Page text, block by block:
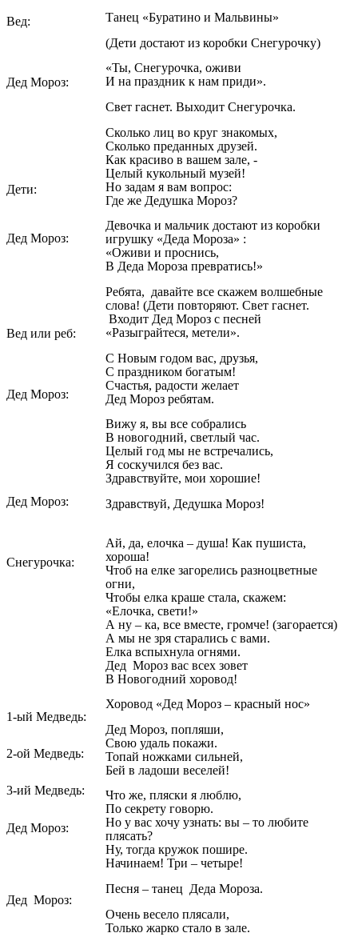
Вед:
Дед Мороз:
Дети:
Дед Мороз:
Вед или реб:
Дед Мороз:
Дед Мороз:
Снегурочка:
1-ый Медведь:
2-ой Медведь:
3-ий Медведь:
Дед Мороз:
Дед Мороз:
Танец «Буратино и Мальвины»
(Дети достают из коробки Снегурочку)
«Ты, Снегурочка, оживи
И на праздник к нам приди».
Свет гаснет. Выходит Снегурочка.
Сколько лиц во круг знакомых,
Сколько преданных друзей.
Как красиво в вашем зале, -
Целый кукольный музей!
Но задам я вам вопрос:
Где же Дедушка Мороз?
Девочка и мальчик достают из коробки
игрушку «Деда Мороза» :
«Оживи и проснись,
В Деда Мороза превратись!»
Ребята, давайте все скажем волшебные
слова! (Дети повторяют. Свет гаснет.
Входит Дед Мороз с песней
«Разыграйтеся, метели».
С Новым годом вас, друзья,
С праздником богатым!
Счастья, радости желает
Дед Мороз ребятам.
Вижу я, вы все собрались
В новогодний, светлый час.
Целый год мы не встречались,
Я соскучился без вас.
Здравствуйте, мои хорошие!
Здравствуй, Дедушка Мороз!
Ай, да, елочка – душа! Как пушиста,
хороша!
Чтоб на елке загорелись разноцветные
огни,
Чтобы елка краше стала, скажем:
«Елочка, свети!»
А ну – ка, все вместе, громче! (загорается)
А мы не зря старались с вами.
Елка вспыхнула огнями.
Дед Мороз вас всех зовет
В Новогодний хоровод!
Хоровод «Дед Мороз – красный нос»
Дед Мороз, попляши,
Свою удаль покажи.
Топай ножками сильней,
Бей в ладоши веселей!
Что же, пляски я люблю,
По секрету говорю.
Но у вас хочу узнать: вы – то любите
плясать?
Ну, тогда кружок пошире.
Начинаем! Три – четыре!
Песня – танец Деда Мороза.
Очень весело плясали,
Только жарко стало в зале.